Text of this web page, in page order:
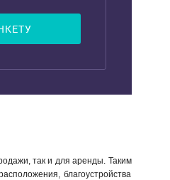
так и для аренды. Таким
благоустройства